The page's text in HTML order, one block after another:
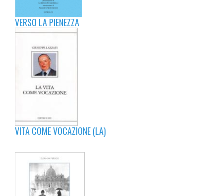
VERSO LA PIENEZZA
VITA COME VOCAZIONE (LA)